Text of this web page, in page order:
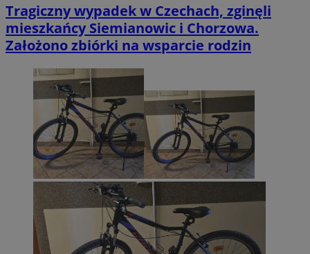
Tragiczny wypadek w Czechach, zginęli
mieszkańcy Siemianowic i Chorzowa.
Założono zbiórki na wsparcie rodzin